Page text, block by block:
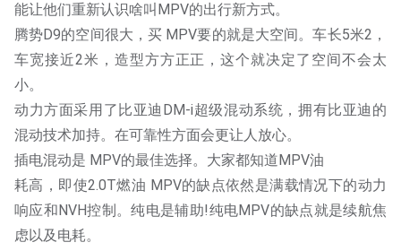
能让他们重新认识啥叫MPV的出行新方式。
腾势D9的空间很大，买 MPV要的就是大空间。车长5米2，
车宽接近2米，造型方方正正，这个就决定了空间不会太
小。
动力方面采用了比亚迪DM-i超级混动系统，拥有比亚迪的
混动技术加持。在可靠性方面会更让人放心。
插电混动是 MPV的最佳选择。大家都知道MPV油
耗高，即使2.0T燃油 MPV的缺点依然是满载情况下的动力
响应和NVH控制。纯电是辅助!纯电MPV的缺点就是续航焦
虑以及电耗。